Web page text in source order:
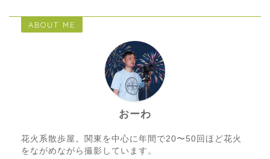
ABOUT ME
おーわ
花火系散歩屋。関東を中心に年間で20〜50回ほど花火
をながめながら撮影しています。